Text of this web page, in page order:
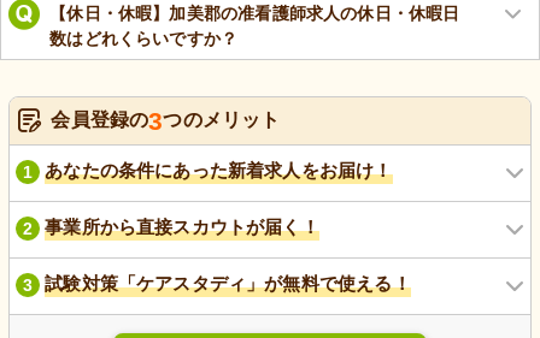
【休日・休暇】加美郡の准看護師求人の休日・休暇日
数はどれくらいですか？
会員登録の3つのメリット
1 あなたの条件にあった新着求人をお届け！
2 事業所から直接スカウトが届く！
3 試験対策「ケアスタディ」が無料で使える！